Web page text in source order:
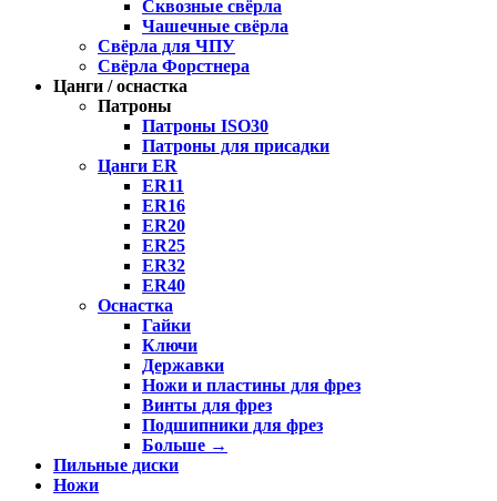
Сквозные свёрла
Чашечные свёрла
Свёрла для ЧПУ
Свёрла Форстнера
Цанги / оснастка
Патроны
Патроны ISO30
Патроны для присадки
Цанги ER
ER11
ER16
ER20
ER25
ER32
ER40
Оснастка
Гайки
Ключи
Державки
Ножи и пластины для фрез
Винты для фрез
Подшипники для фрез
Больше →
Пильные диски
Ножи